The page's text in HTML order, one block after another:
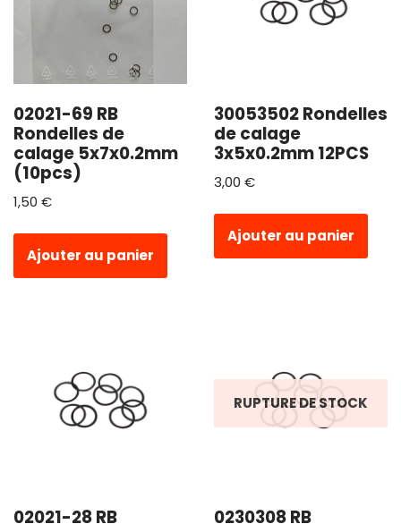
02021-69 RB
Rondelles de
calage 5x7x0.2mm
(10pcs)
1,50 €
Ajouter au panier
30053502 Rondelles
de calage
3x5x0.2mm 12PCS
3,00 €
Ajouter au panier
02021-28 RB
RUPTURE DE STOCK
0230308 RB